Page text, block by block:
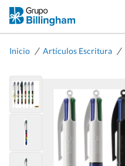
Inicio / Artículos Escritura /